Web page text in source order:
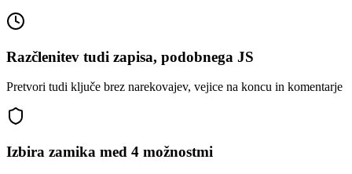
Razčlenitev tudi zapisa, podobnega JS
Pretvori tudi ključe brez narekovajev, vejice na koncu in komentarje
Izbira zamika med 4 možnostmi